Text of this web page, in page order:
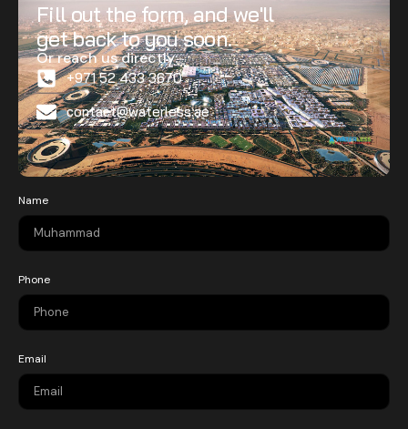
Fill out the form, and we'll
get back to you soon.
Or reach us directly:
+971 52 433 3670
contact@waterless.ae
Name
Phone
Email